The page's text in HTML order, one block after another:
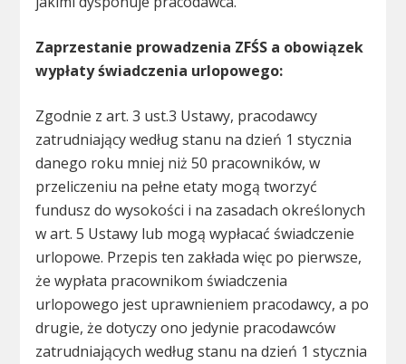
Zaprzestanie prowadzenia ZFŚS a obowiązek
wypłaty świadczenia urlopowego:
Zgodnie z art. 3 ust.3 Ustawy, pracodawcy
zatrudniający według stanu na dzień 1 stycznia
danego roku mniej niż 50 pracowników, w
przeliczeniu na pełne etaty mogą tworzyć
fundusz do wysokości i na zasadach określonych
w art. 5 Ustawy lub mogą wypłacać świadczenie
urlopowe. Przepis ten zakłada więc po pierwsze,
że wypłata pracownikom świadczenia
urlopowego jest uprawnieniem pracodawcy, a po
drugie, że dotyczy ono jedynie pracodawców
zatrudniających według stanu na dzień 1 stycznia